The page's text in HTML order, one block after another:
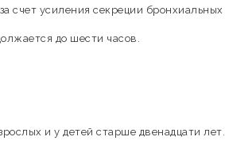
счет усиления секреции
до шести часов.
и у детей старше двенадцати лет.